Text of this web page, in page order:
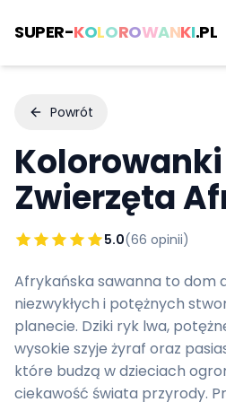
SUPER-KOLOROWANKI.PL
Powrót
Kolorowanki
Zwierzęta
5.0(66 opinii)
Afrykańska sawanna to dom
niezwykłych i potężnych
planecie. Dziki ryk lwa,
wysokie szyje żyraf oraz
które budzą w dzieciach
ciekawość świata przyrody.